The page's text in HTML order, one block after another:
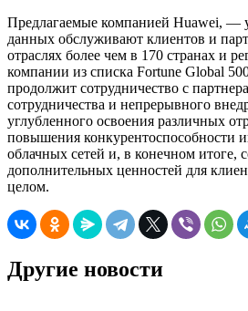
Предлагаемые компанией Huawei, —
данных обслуживают клиентов и
отраслях более чем в 170 странах и
компании из списка Fortune Global
продолжит сотрудничество с
сотрудничества и непрерывного
углубленного освоения различных
повышения конкурентоспособности
облачных сетей и, в конечном итоге,
дополнительных ценностей для
целом.
Другие новости